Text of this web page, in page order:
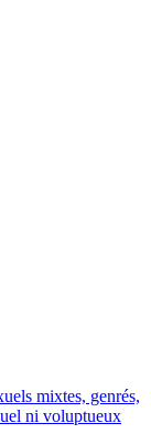
mixtes, genrés,
ni voluptueux